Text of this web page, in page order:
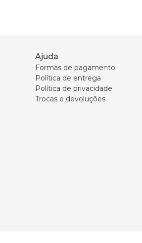
Ajuda
Formas de pagamento
Política de entrega
Política de privacidade
Trocas e devoluções